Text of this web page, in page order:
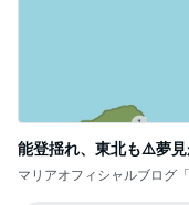
能登揺れ、東北も⚠️夢見
マリアオフィシャルブログ